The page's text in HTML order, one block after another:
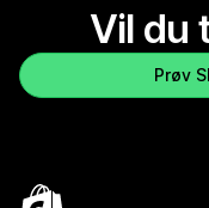
Vil du
Prøv